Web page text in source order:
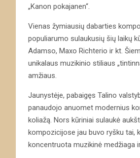
„Kanon pokajanen“.
Vienas žymiausių dabarties
populiarumo sulaukusių šių laikų
Adamso, Maxo Richterio ir kt.
unikalaus muzikinio stiliaus
amžiaus.
Jaunystėje, pabaigęs Talino
panaudojo anuomet modernius
koliažą. Nors kūriniai sulaukė
kompozicijose jau buvo ryšku tai,
koncentruota muzikinė medžiaga